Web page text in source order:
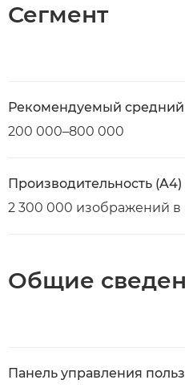
Сегмент
Рекомендуемый средний
200 000–800 000
Производительность (A4)
2 300 000 изображений в
Общие
Панель управления